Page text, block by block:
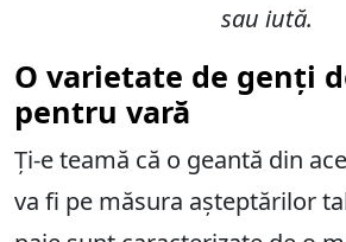
sau iută.
O varietate de genți
pentru vară
Ți-e teamă că o geantă din
va fi pe măsura așteptărilor